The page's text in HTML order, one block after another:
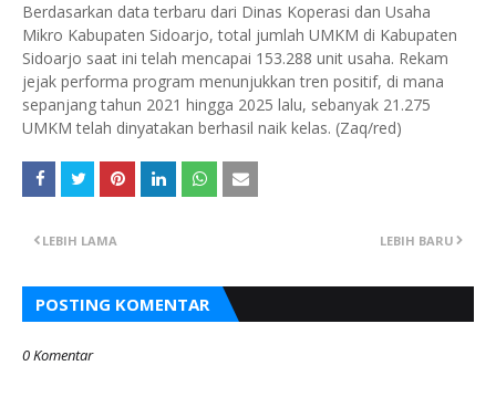
Berdasarkan data terbaru dari Dinas Koperasi dan Usaha
Mikro Kabupaten Sidoarjo, total jumlah UMKM di Kabupaten
Sidoarjo saat ini telah mencapai 153.288 unit usaha. Rekam
jejak performa program menunjukkan tren positif, di mana
sepanjang tahun 2021 hingga 2025 lalu, sebanyak 21.275
UMKM telah dinyatakan berhasil naik kelas. (Zaq/red)
LEBIH BARU
LEBIH LAMA
POSTING KOMENTAR
0 Komentar